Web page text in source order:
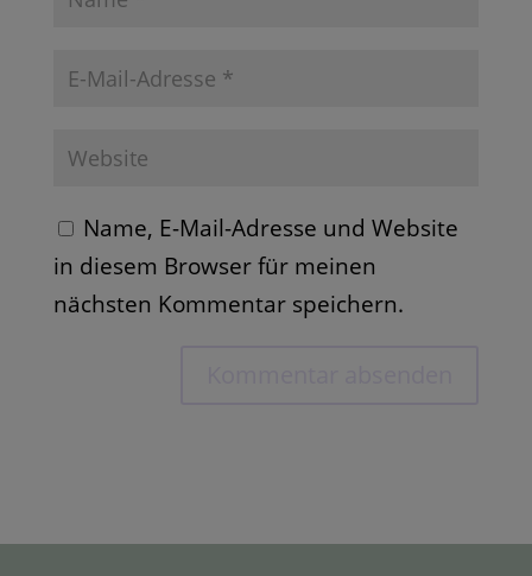
Name, E-Mail-Adresse und Website
in diesem Browser für meinen
nächsten Kommentar speichern.